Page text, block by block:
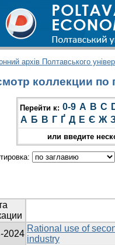
архів Полтавського
коллекции по
Перейти к: 0-9 A B C
А Б В Г Ґ Д Е Є Ж
или введите
2024
Rational use of
industry